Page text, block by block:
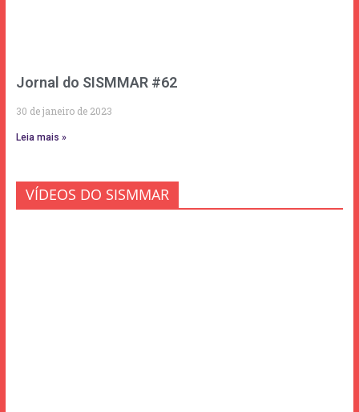
Jornal do SISMMAR #62
30 de janeiro de 2023
Leia mais »
VÍDEOS DO SISMMAR